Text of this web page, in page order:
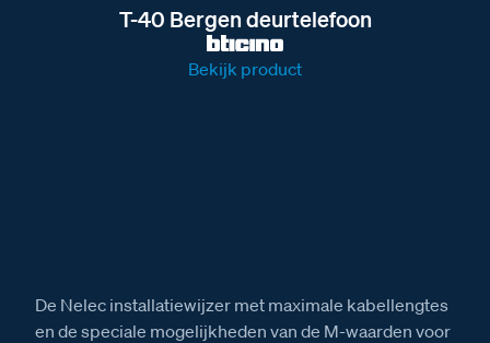
T-40 Bergen deurtelefoon
Bekijk product
De Nelec installatiewijzer met maximale kabellengtes
en de speciale mogelijkheden van de M-waarden voor